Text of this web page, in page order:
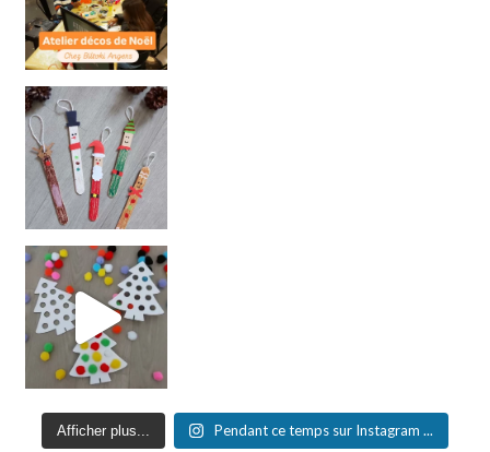
Afficher plus... Pendant ce temps sur Instagram ...